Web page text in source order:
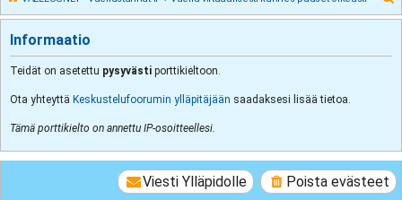
t
Informaatio
Teidät on asetettu pysyvästi porttikieltoon.
Ota yhteyttä Keskustelufoorumin ylläpitäjään saadaksesi lisää tietoa.
Tämä porttikielto on annettu IP-osoitteellesi.
Poista evästeet
Viesti Ylläpidolle